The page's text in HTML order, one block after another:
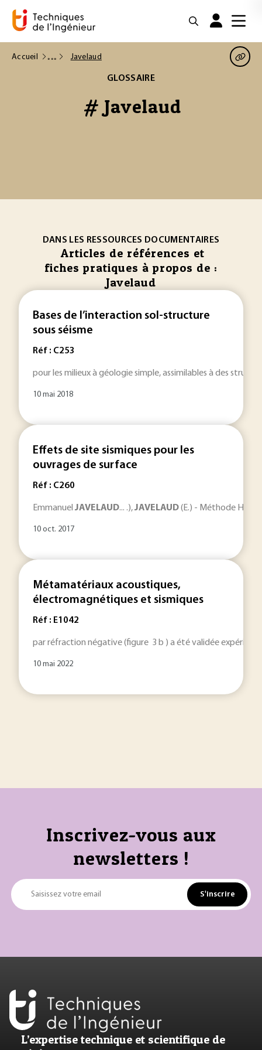
Accueil Javelaud
GLOSSAIRE
# Javelaud
DANS LES RESSOURCES DOCUMENTAIRES
Articles de références et
fiches pratiques à propos de :
Javelaud
Bases de l’interaction sol-structure
sous séisme
Réf : C253
pour les milieux à géologie simple, assimilables à des
10 mai 2018
Effets de site sismiques pour les
ouvrages de surface
Réf : C260
Emmanuel JAVELAUD... .),JAVELAUD(E.) - Méthode H/V
10 oct. 2017
Métamatériaux acoustiques,
électromagnétiques et sismiques
Réf : E1042
par réfraction négative (figure 3 b ) a été validée
10 mai 2022
Inscrivez-vous aux
newsletters !
Saisissez votre email S'inscrire
L’expertise technique et scientifique de